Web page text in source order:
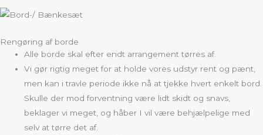
Rengøring af borde
Alle borde skal efter endt arrangement tørres af.
Vi gør rigtig meget for at holde vores udstyr rent og pænt,
men kan i travle periode ikke nå at tjekke hvert enkelt bord.
Skulle der mod forventning være lidt skidt og snavs,
beklager vi meget, og håber I vil være behjælpelige med
selv at tørre det af.